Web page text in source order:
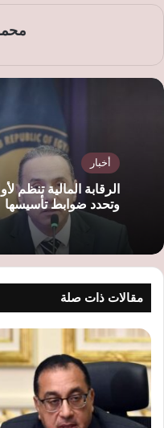
أخبار
الرقابة المالية
وتحدد ضوابط تأسيسها
مقالات ذات صلة